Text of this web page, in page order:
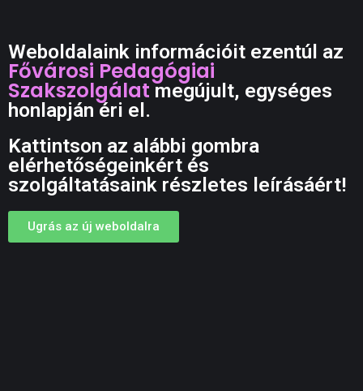
Weboldalaink információit ezentúl az
Fővárosi Pedagógiai
Szakszolgálatmegújult, egységes
honlapján éri el.
Kattintson az alábbi gombra
elérhetőségeinkért és
szolgáltatásaink részletes leírásáért!
Ugrás az új weboldalra